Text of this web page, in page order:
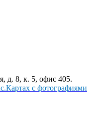
д. 8, к. 5, офис 405.
с фотографиями